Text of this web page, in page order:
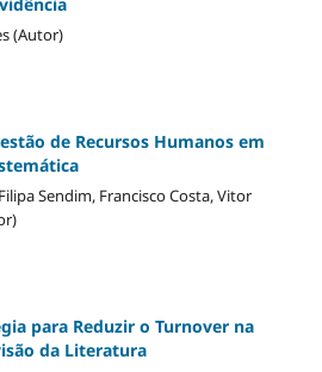
(Autor)
de Recursos Humanos em
Sendim, Francisco Costa, Vitor
para Reduzir o Turnover na
da Literatura